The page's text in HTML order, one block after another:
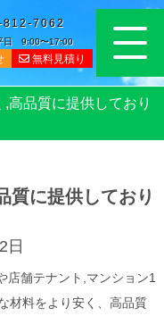
812-7062
日 9:00〜17:00
無料見積り
高品質に提供しており
質に提供しており
日
店舗テナント,マンション1
材料をより安く、高品質